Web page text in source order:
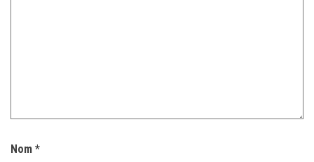
Nom *